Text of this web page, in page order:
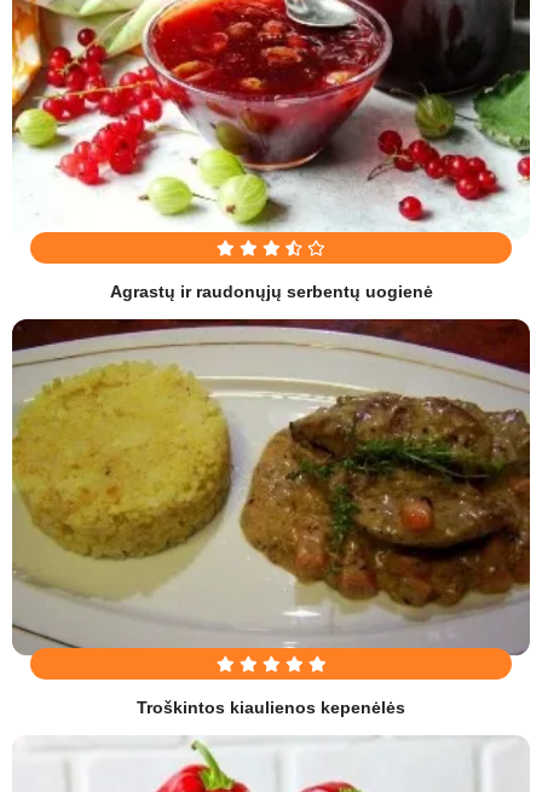
Agrastų ir raudonųjų serbentų uogienė
Troškintos kiaulienos kepenėlės